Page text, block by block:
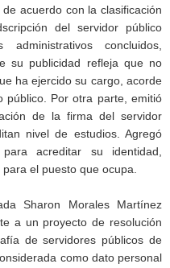
acuerdo con la clasificación
del servidor público
concluidos,
su publicidad refleja que no
ha ejercido su cargo, acorde
público. Por otra parte, emitió
de la firma del servidor
nivel de estudios. Agregó
acreditar su identidad,
el puesto que ocupa.
Sharon Morales Martínez
a un proyecto de resolución
de servidores públicos de
como dato personal